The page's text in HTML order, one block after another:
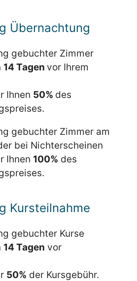
Übernachtung
gebuchter Zimmer
14 Tagen vor Ihrem
Ihnen 50% des
gebuchter Zimmer am
bei Nichterscheinen
Ihnen 100% des
Kursteilnahme
gebuchter Kurse
14 Tagen vor
50% der Kursgebühr.